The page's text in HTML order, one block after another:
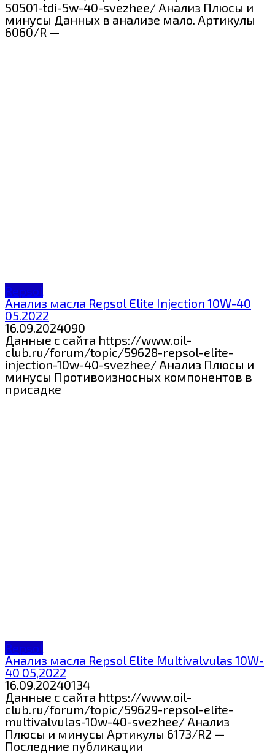
50501-tdi-5w-40-svezhee/ Анализ Плюсы и
минусы Данных в анализе мало. Артикулы
6060/R —
Repsol
Анализ масла Repsol Elite Injection 10W-40
05.2022
16.09.2024090
Данные с сайта https://www.oil-
club.ru/forum/topic/59628-repsol-elite-
injection-10w-40-svezhee/ Анализ Плюсы и
минусы Противоизносных компонентов в
присадке
Repsol
Анализ масла Repsol Elite Multivalvulas 10W-
40 05,2022
16.09.20240134
Данные с сайта https://www.oil-
club.ru/forum/topic/59629-repsol-elite-
multivalvulas-10w-40-svezhee/ Анализ
Плюсы и минусы Артикулы 6173/R2 —
Последние публикации